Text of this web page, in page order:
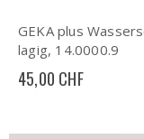
GEKA plus
lagig, 14.0000.9
45,00 CHF